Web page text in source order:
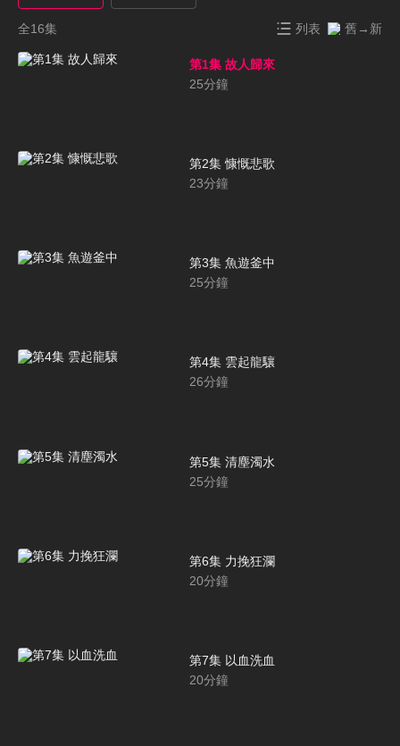
全16集 列表 舊→新
第1集 故人歸來
25分鐘
第2集 慷慨悲歌
23分鐘
第3集 魚遊釜中
25分鐘
第4集 雲起龍驤
26分鐘
第5集 清塵濁水
25分鐘
第6集 力挽狂瀾
20分鐘
第7集 以血洗血
20分鐘